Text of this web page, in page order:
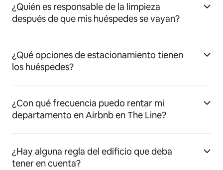
¿Quién es responsable de la limpieza
después de que mis huéspedes se vayan?
¿Qué opciones de estacionamiento tienen
los huéspedes?
¿Con qué frecuencia puedo rentar mi
departamento en Airbnb en The Line?
¿Hay alguna regla del edificio que deba
tener en cuenta?